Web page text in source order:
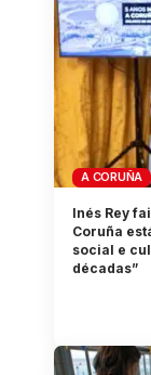
A CORUÑA
Inés Rey
Coruña
social e
décadas”